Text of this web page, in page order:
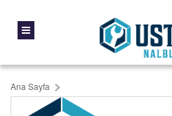
Ana Sayfa